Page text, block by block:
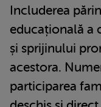
Includerea
educațională a
și sprijinului
acestora.
participarea